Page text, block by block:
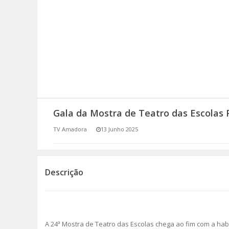
(RE) PENSAMENTOS
Gala da Mostra de Teatro das Escolas
TV Amadora 13 Junho 2025
Descrição
A 24ª Mostra de Teatro das Escolas chega ao fim com a